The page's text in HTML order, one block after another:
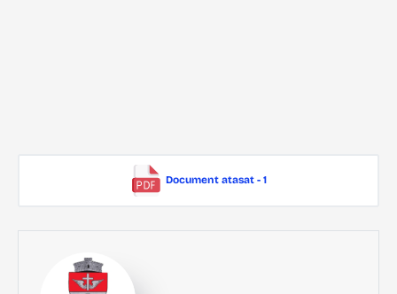
Document atasat - 1